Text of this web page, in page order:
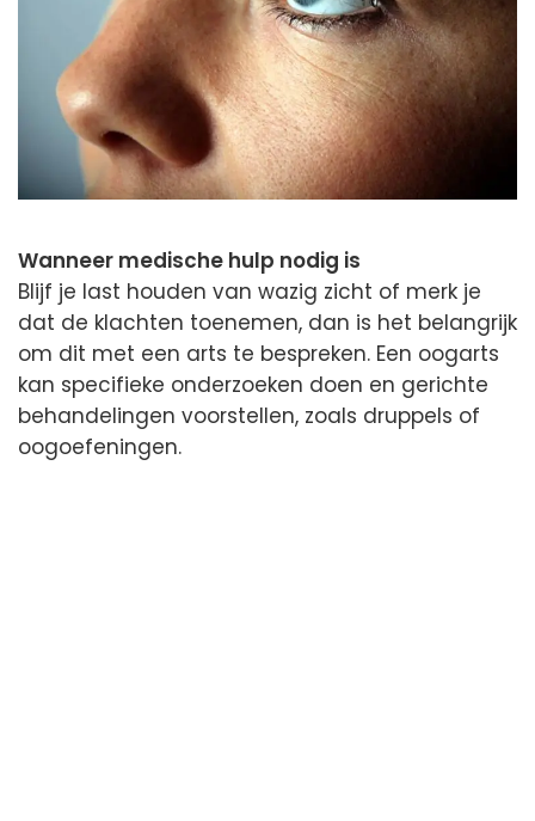
Wanneer medische hulp nodig is
Blijf je last houden van wazig zicht of merk je
dat de klachten toenemen, dan is het belangrijk
om dit met een arts te bespreken. Een oogarts
kan specifieke onderzoeken doen en gerichte
behandelingen voorstellen, zoals druppels of
oogoefeningen.